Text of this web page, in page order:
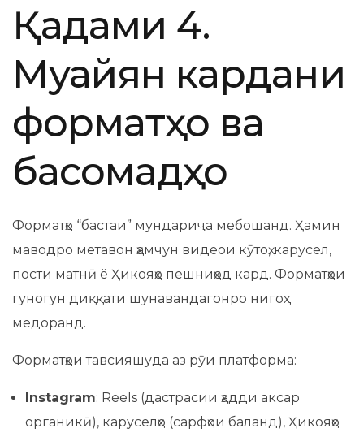
Қадами 4.
Муайян кардани
форматҳо ва
басомадҳо
Форматҳо “бастаи” мундариҷа мебошанд. Ҳамин
маводро метавон ҳамчун видеои кӯтоҳ, карусел,
пости матнӣ ё Ҳикояҳо пешниҳод кард. Форматҳои
гуногун диққати шунавандагонро нигоҳ
медоранд.
Форматҳои тавсияшуда аз рӯи платформа:
Instagram: Reels (дастрасии ҳадди аксар
органикӣ), каруселҳо (сарфҳои баланд), Ҳикояҳо